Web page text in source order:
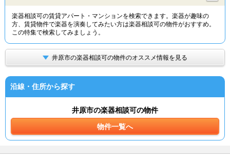
TOP
楽器相談可の賃貸アパート・マンションを検索できます。楽器が趣味の
方、賃貸物件で楽器を演奏してみたい方は楽器相談可の物件がおすすめ。
この特集で検索してみましょう。
井原市の楽器相談可の物件のオススメ情報を見る
沿線・住所から探す
井原市の楽器相談可の物件
物件一覧へ